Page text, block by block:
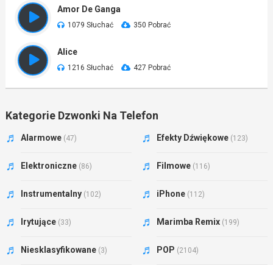
Amor De Ganga
1079 Słuchać 350 Pobrać
Alice
1216 Słuchać 427 Pobrać
Kategorie Dzwonki Na Telefon
Alarmowe (47) Efekty Dźwiękowe (123)
Elektroniczne (86) Filmowe (116)
Instrumentalny (102) iPhone (112)
Irytujące (33) Marimba Remix (199)
Niesklasyfikowane (3) POP (2104)